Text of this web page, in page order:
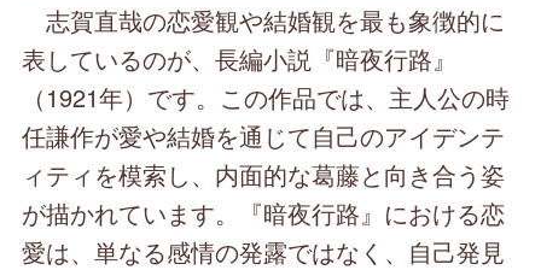
志賀直哉の恋愛観や結婚観を最も象徴的に
表しているのが、長編小説『暗夜行路』
（1921年）です。この作品では、主人公の時
任謙作が愛や結婚を通じて自己のアイデンテ
ィティを模索し、内面的な葛藤と向き合う姿
が描かれています。『暗夜行路』における恋
愛は、単なる感情の発露ではなく、自己発見